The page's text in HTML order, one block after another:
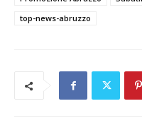
top-news-abruzzo